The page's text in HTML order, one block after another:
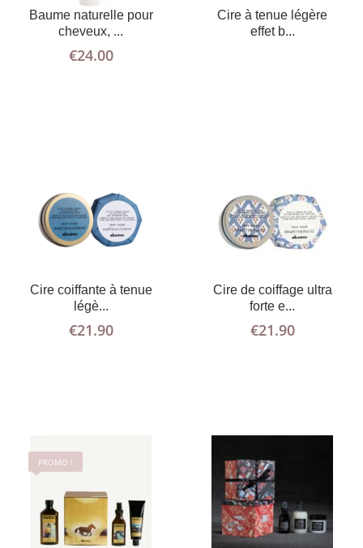
Baume naturelle pour
cheveux, ...
€24.00
Cire à tenue légère
effet b...
Cire coiffante à tenue
légè...
€21.90
AJOUTER AU
PANIER
PLUS
D'INFOS
Cire de coiffage ultra
forte e...
€21.90
AJOUTER AU
PANIER
D'INFOS
PROMO !
AJOUTER AU
PANIER
PLUS
D'INFOS
LIRE LA
SUITE
PLUS
D'INFOS
LIRE LA
PLUS